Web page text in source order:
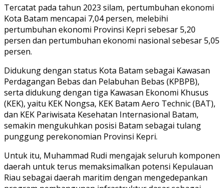
Tercatat pada tahun 2023 silam, pertumbuhan ekonomi
Kota Batam mencapai 7,04 persen, melebihi
pertumbuhan ekonomi Provinsi Kepri sebesar 5,20
persen dan pertumbuhan ekonomi nasional sebesar 5,05
persen.
Didukung dengan status Kota Batam sebagai Kawasan
Perdagangan Bebas dan Pelabuhan Bebas (KPBPB),
serta didukung dengan tiga Kawasan Ekonomi Khusus
(KEK), yaitu KEK Nongsa, KEK Batam Aero Technic (BAT),
dan KEK Pariwisata Kesehatan Internasional Batam,
semakin mengukuhkan posisi Batam sebagai tulang
punggung perekonomian Provinsi Kepri.
Untuk itu, Muhammad Rudi mengajak seluruh komponen
daerah untuk terus memaksimalkan potensi Kepulauan
Riau sebagai daerah maritim dengan mengedepankan